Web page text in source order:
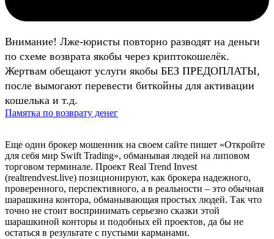
Внимание! Лже-юристы повторно разводят на деньги
по схеме возврата якобы через криптокошелёк.
Жертвам обещают услуги якобы БЕЗ ПРЕДОПЛАТЫ,
после вымогают перевести биткойны для активации
кошелька и т.д.
Памятка по возврату денег
Еще один брокер мошенник на своем сайте пишет «Откройте
для себя мир Swift Trading», обманывая людей на липовом
торговом терминале. Проект Real Trend Invest
(realtrendvest.live) позиционируют, как брокера надежного,
проверенного, перспективного, а в реальности – это обычная
шарашкина контора, обманывающая простых людей. Так что
точно не стоит воспринимать серьезно сказки этой
шарашкиной конторы и подобных ей проектов, да бы не
остаться в результате с пустыми карманами.